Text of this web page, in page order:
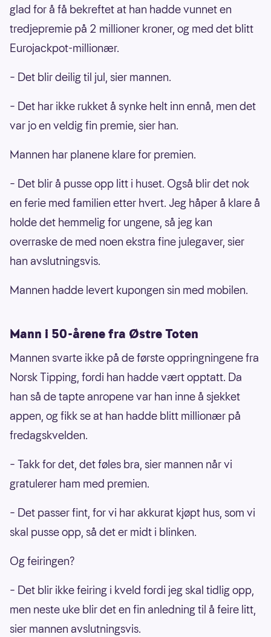
glad for å få bekreftet at han hadde vunnet en
tredjepremie på 2 millioner kroner, og med det blitt
Eurojackpot-millionær.
– Det blir deilig til jul, sier mannen.
– Det har ikke rukket å synke helt inn ennå, men det
var jo en veldig fin premie, sier han.
Mannen har planene klare for premien.
– Det blir å pusse opp litt i huset. Også blir det nok
en ferie med familien etter hvert. Jeg håper å klare å
holde det hemmelig for ungene, så jeg kan
overraske de med noen ekstra fine julegaver, sier
han avslutningsvis.
Mannen hadde levert kupongen sin med mobilen.
Mann i 50-årene fra Østre Toten
Mannen svarte ikke på de første oppringningene fra
Norsk Tipping, fordi han hadde vært opptatt. Da
han så de tapte anropene var han inne å sjekket
appen, og fikk se at han hadde blitt millionær på
fredagskvelden.
– Takk for det, det føles bra, sier mannen når vi
gratulerer ham med premien.
– Det passer fint, for vi har akkurat kjøpt hus, som vi
skal pusse opp, så det er midt i blinken.
Og feiringen?
– Det blir ikke feiring i kveld fordi jeg skal tidlig opp,
men neste uke blir det en fin anledning til å feire litt,
sier mannen avslutningsvis.